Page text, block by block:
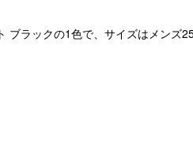
ブラックの1色で、サイズはメンズ